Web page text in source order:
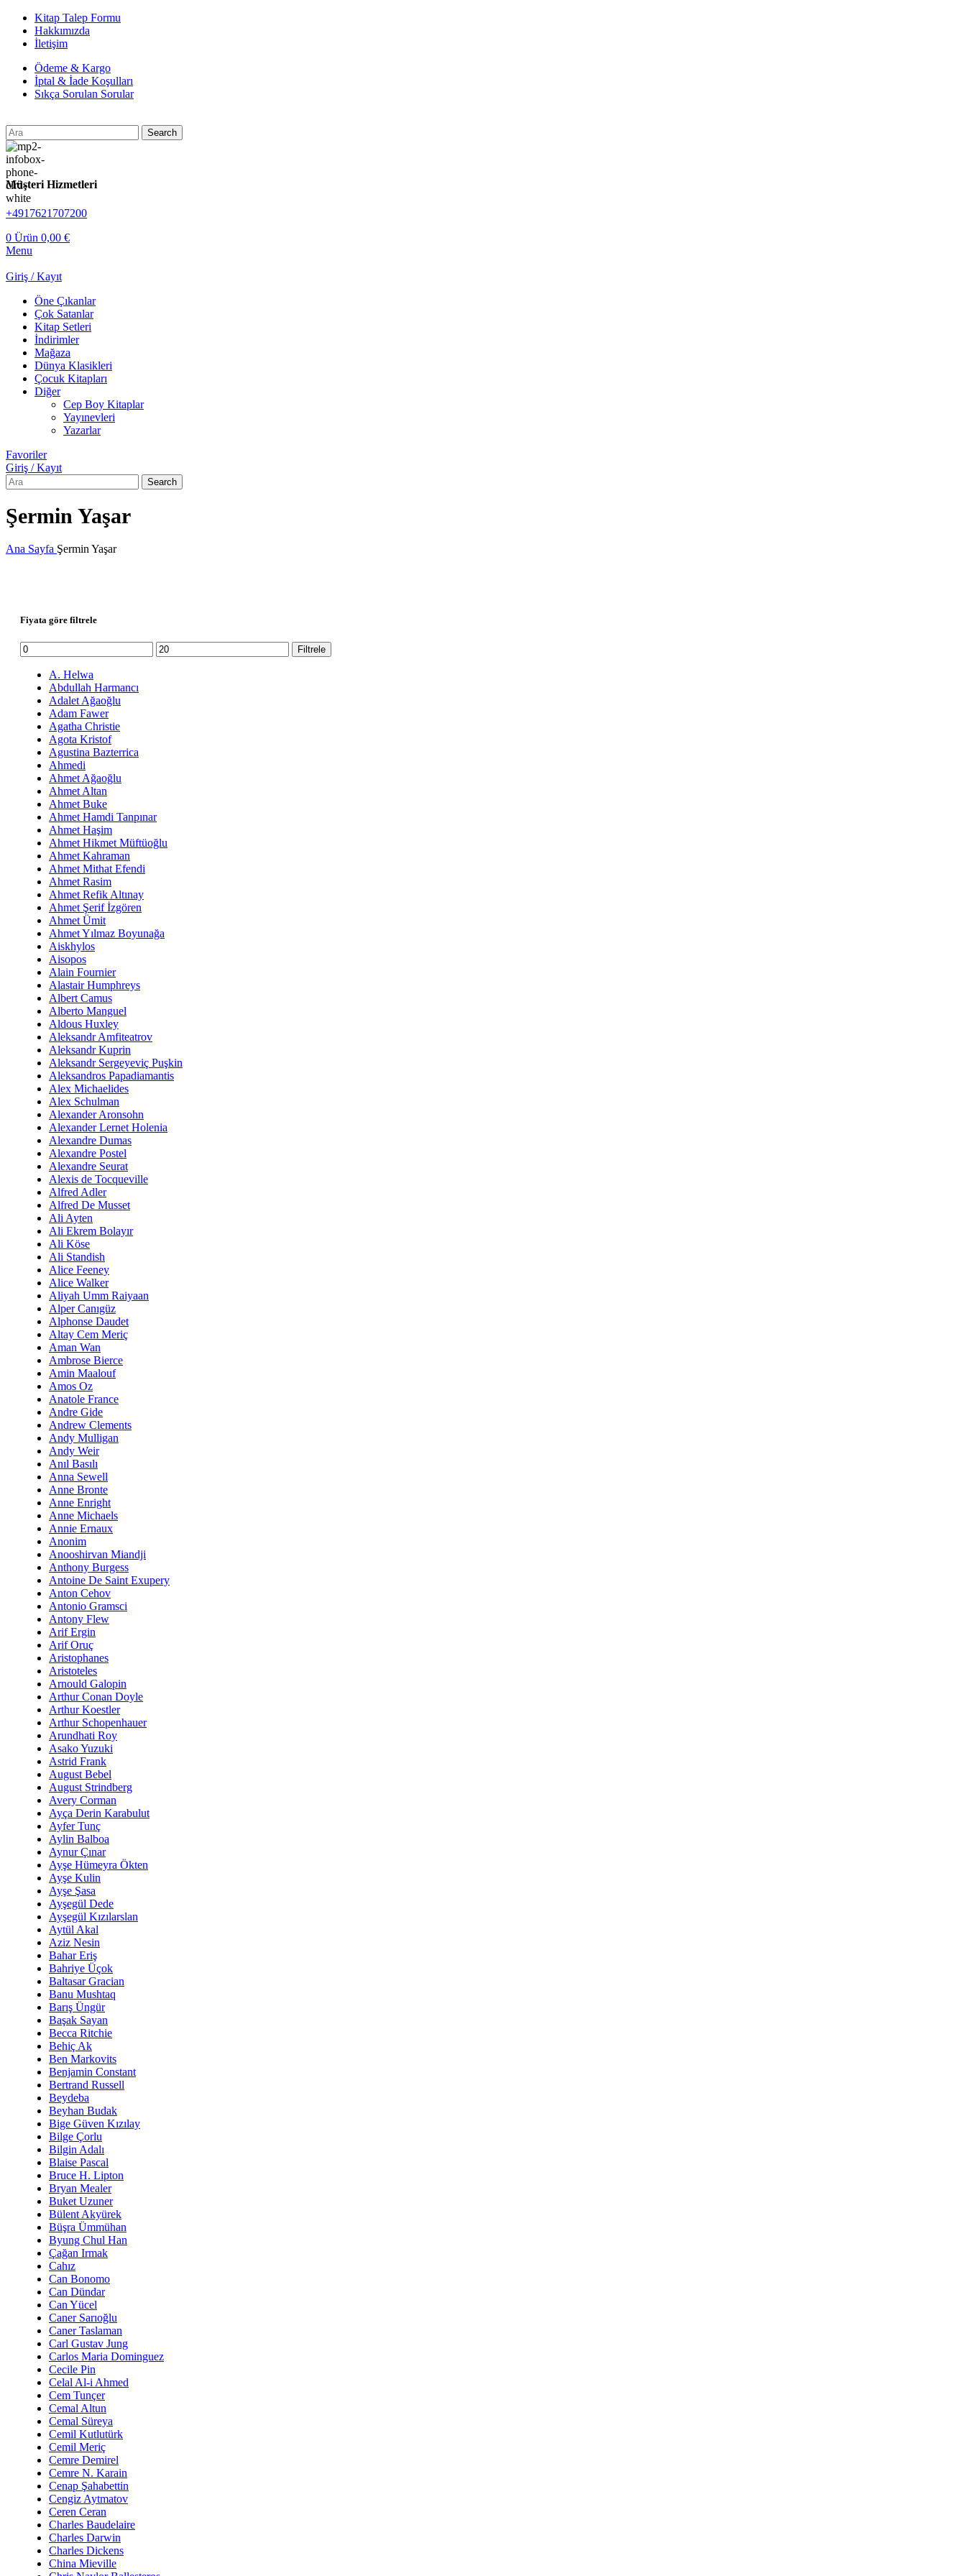
Kitap Talep Formu
Hakkımızda
İletişim
Ödeme & Kargo
İptal & İade Koşulları
Sıkça Sorulan Sorular
Search
Müşteri Hizmetleri
+4917621707200
0 Ürün 0,00 €
Menu
Giriş / Kayıt
Öne Çıkanlar
Çok Satanlar
Kitap Setleri
İndirimler
Mağaza
Dünya Klasikleri
Çocuk Kitapları
Diğer
Cep Boy Kitaplar
Yayınevleri
Yazarlar
Favoriler
Giriş / Kayıt
Search
Şermin Yaşar
Ana Sayfa Şermin Yaşar
Fiyata göre filtrele
En
düşük
fiyat
En
yüksek
Filtrele
A. Helwa
Abdullah Harmancı
Adalet Ağaoğlu
Adam Fawer
Agatha Christie
Agota Kristof
Agustina Bazterrica
Ahmedi
Ahmet Ağaoğlu
Ahmet Altan
Ahmet Buke
Ahmet Hamdi Tanpınar
Ahmet Haşim
Ahmet Hikmet Müftüoğlu
Ahmet Kahraman
Ahmet Mithat Efendi
Ahmet Rasim
Ahmet Refik Altınay
Ahmet Şerif İzgören
Ahmet Ümit
Ahmet Yılmaz Boyunağa
Aiskhylos
Aisopos
Alain Fournier
Alastair Humphreys
Albert Camus
Alberto Manguel
Aldous Huxley
Aleksandr Amfiteatrov
Aleksandr Kuprin
Aleksandr Sergeyeviç Puşkin
Aleksandros Papadiamantis
Alex Michaelides
Alex Schulman
Alexander Aronsohn
Alexander Lernet Holenia
Alexandre Dumas
Alexandre Postel
Alexandre Seurat
Alexis de Tocqueville
Alfred Adler
Alfred De Musset
Ali Ayten
Ali Ekrem Bolayır
Ali Köse
Ali Standish
Alice Feeney
Alice Walker
Aliyah Umm Raiyaan
Alper Canıgüz
Alphonse Daudet
Altay Cem Meriç
Aman Wan
Ambrose Bierce
Amin Maalouf
Amos Oz
Anatole France
Andre Gide
Andrew Clements
Andy Mulligan
Andy Weir
Anıl Basılı
Anna Sewell
Anne Bronte
Anne Enright
Anne Michaels
Annie Ernaux
Anonim
Anooshirvan Miandji
Anthony Burgess
Antoine De Saint Exupery
Anton Cehov
Antonio Gramsci
Antony Flew
Arif Ergin
Arif Oruç
Aristophanes
Aristoteles
Arnould Galopin
Arthur Conan Doyle
Arthur Koestler
Arthur Schopenhauer
Arundhati Roy
Asako Yuzuki
Astrid Frank
August Bebel
August Strindberg
Avery Corman
Ayça Derin Karabulut
Ayfer Tunç
Aylin Balboa
Aynur Çınar
Ayşe Hümeyra Ökten
Ayşe Kulin
Ayşe Şasa
Ayşegül Dede
Ayşegül Kızılarslan
Aytül Akal
Aziz Nesin
Bahar Eriş
Bahriye Üçok
Baltasar Gracian
Banu Mushtaq
Barış Üngür
Başak Sayan
Becca Ritchie
Behiç Ak
Ben Markovits
Benjamin Constant
Bertrand Russell
Beydeba
Beyhan Budak
Bige Güven Kızılay
Bilge Çorlu
Bilgin Adalı
Blaise Pascal
Bruce H. Lipton
Bryan Mealer
Buket Uzuner
Bülent Akyürek
Büşra Ümmühan
Byung Chul Han
Çağan Irmak
Cahız
Can Bonomo
Can Dündar
Can Yücel
Caner Sarıoğlu
Caner Taslaman
Carl Gustav Jung
Carlos Maria Dominguez
Cecile Pin
Celal Al-i Ahmed
Cem Tunçer
Cemal Altun
Cemal Süreya
Cemil Kutlutürk
Cemil Meriç
Cemre Demirel
Cemre N. Karain
Cenap Şahabettin
Cengiz Aytmatov
Ceren Ceran
Charles Baudelaire
Charles Darwin
Charles Dickens
China Mieville